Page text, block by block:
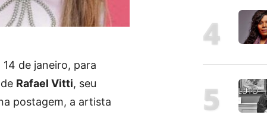
de janeiro, para
Rafael Vitti, seu
postagem, a artista